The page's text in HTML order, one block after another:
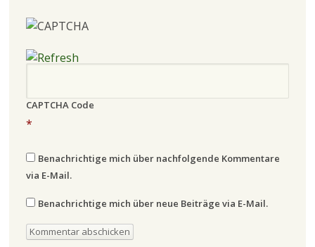
CAPTCHA Code
*
Benachrichtige mich über nachfolgende Kommentare
via E-Mail.
Benachrichtige mich über neue Beiträge via E-Mail.